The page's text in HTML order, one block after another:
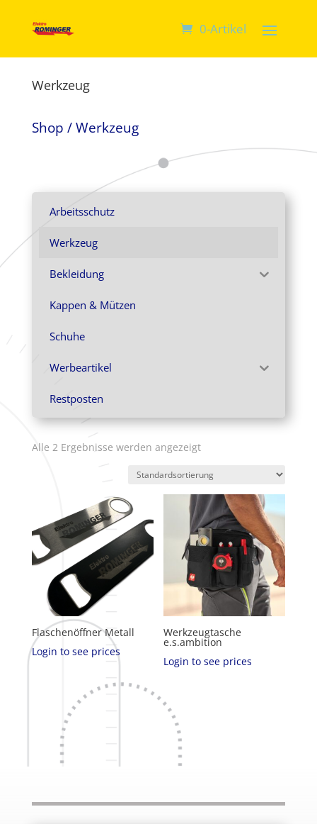
0-Artikel
Werkzeug
Shop / Werkzeug
Arbeitsschutz
Werkzeug
Bekleidung
Kappen & Mützen
Schuhe
Werbeartikel
Restposten
Alle 2 Ergebnisse werden angezeigt
Flaschenöffner Metall
Login to see prices
Werkzeugtasche
e.s.ambition
Login to see prices